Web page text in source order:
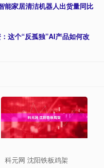
能家居清洁机器人出货量同比
这个“反孤独”AI产品如何改
科元网 沈阳铁板鸡架